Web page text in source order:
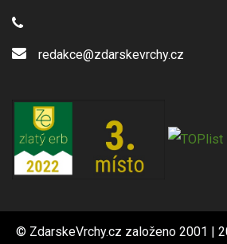
redakce@zdarskevrchy.cz
© ZdarskeVrchy.cz založeno 2001 |